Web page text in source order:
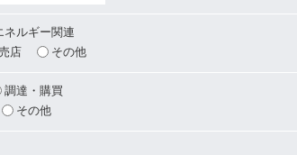
ネルギー関連
店 その他
調達・購買
その他